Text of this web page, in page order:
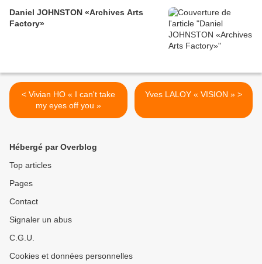
Daniel JOHNSTON «Archives Arts
Factory»
< Vivian HO « I can't take
my eyes off you »
Yves LALOY « VISION » >
Hébergé par Overblog
Top articles
Pages
Contact
Signaler un abus
C.G.U.
Cookies et données personnelles